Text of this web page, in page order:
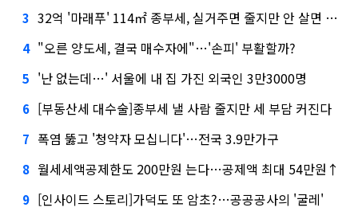
3 32억 '마래푸' 114㎡ 종부세, 실거주면 줄지만 안 살면 2.5배
4 "오른 양도세, 결국 매수자에"…'손피' 부활할까?
5 '난 없는데…' 서울에 내 집 가진 외국인 3만3000명
6 [부동산세 대수술]종부세 낼 사람 줄지만 세 부담 커진다
7 폭염 뚫고 '청약자 모십니다'…전국 3.9만가구
8 월세세액공제한도 200만원 는다…공제액 최대 54만원↑
9 [인사이드 스토리]가덕도 또 암초?…공공공사의 '굴레'